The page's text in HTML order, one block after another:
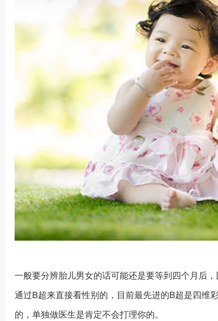
一般要分辨胎儿男女的话可能还是要等到四个月后
通过B超来直接看性别的，目前最先进的B超是四维
的，单独做医生是肯定不会打理你的。